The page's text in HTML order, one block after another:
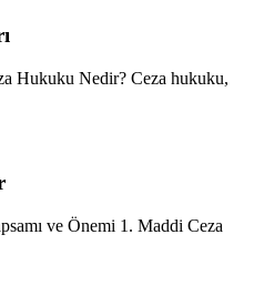
Hukuku Nedir? Ceza hukuku,
ve Önemi 1. Maddi Ceza